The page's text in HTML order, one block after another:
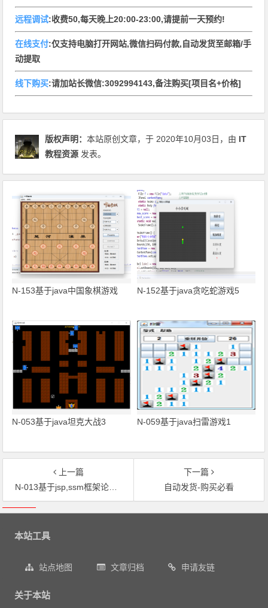
远程调试:收费50,每天晚上20:00-23:00,请提前一天预约!
在线支付:仅支持电脑打开网站,微信扫码付款,自动发货至邮箱/手
动提取
线下购买:请加站长微信:3092994143,备注购买[项目名+价格]
版权声明：本站原创文章，于 2020年10月03日，由 IT
教程资源 发表。
N-153基于java中国象棋游戏 N-152基于java贪吃蛇游戏5
N-053基于java坦克大战3 N-059基于java扫雷游戏1
上一篇
N-013基于jsp,ssm框架论坛bbs系统
下一篇
自动发货-购买必看
文章导航
本站工具
站点地图 文章归档 申请友链
关于本站